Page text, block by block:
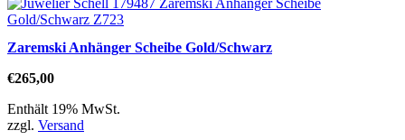
Zaremski Anhänger Scheibe Gold/Schwarz
€265,00
Enthält 19% MwSt.
zzgl. Versand